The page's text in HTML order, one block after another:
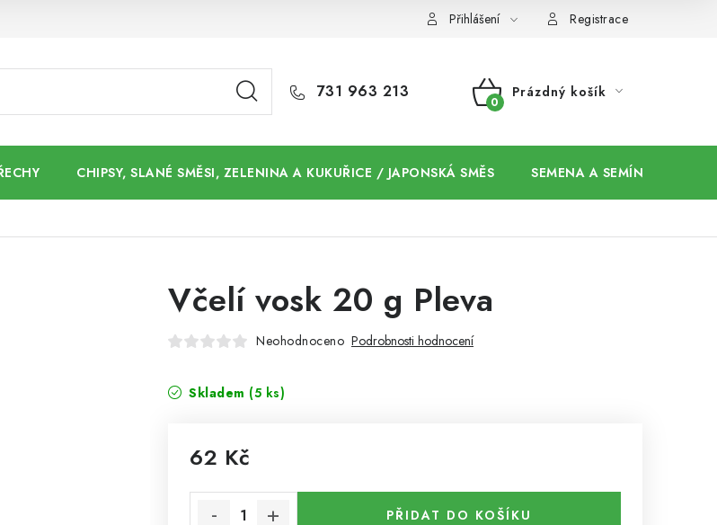
Přihlášení Registrace
731 963 213
NÁKUPNÍ
Prázdný košík
CHIPSY, SLANÉ SMĚSI, ZELENINA A KUKUŘICE / JAPONSKÁ SMĚS SEMENA A SEMÍNKA / CHIA
Včelí vosk 20 g Pleva
Neohodnoceno Podrobnosti hodnocení
Skladem (5 ks)
62 Kč
PŘIDAT DO KOŠÍKU